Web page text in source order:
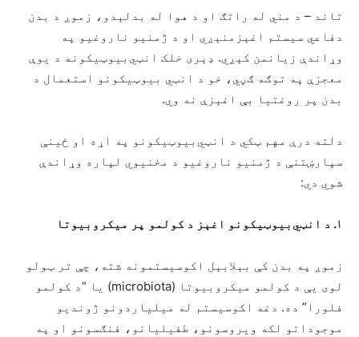
تاند – د مني له راتګ او د هوا له بدلېدو، زموږ د بدن
دفاعي سیستم اغېزمنېږي او د ژمنیو ناروغیو په
وړاندې زیانمن کېږي. ډېری خلک انټي‌بیوټیکونه د یوې
معجزې په توګه ګڼي، خو د انټي بیوټیکونو استعمال د
بدن پر روغتیا بې اغېزې نه وي.
دلته درې مهم ټکي د انټي‌بیوټیکونو په اړه او ځینې
سپارښتنې د ژمنیو ناروغیو د مخنیوي لپاره وړاندې
شوي دي:
۱. د انټي‌بیوټیکونو اغېز د کولمو پر میکروبیوتا
زموږ په بدن کې بېلابېل اکوسیستمونه شته، چې تر ټولو
لوی یې د کولمو میکروبیوتا (microbiota) یا “د کولمو
فلورا” ده. دغه اکوسیستم له میلیاردونو ژوندیو
موجوداتو لکه ویروسونو، طفیليانو، فنګسونو او په